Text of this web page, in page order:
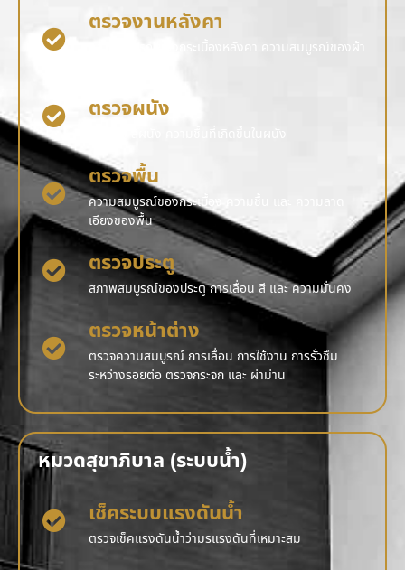
ตรวจงานหลังคา
ความสมบูรณ์ของกระเบื้องหลังคา ความสมบูรณ์ของผ้า
ตรวจผนัง
ตรวจพื้น
ความสมบูรณ์ของกระเบื้อง ความชื้น และ ความลาด
เอียงของพื้น
ตรวจประตู
สภาพสมบูรณ์ของประตู การเลื่อน สี และ ความมั่นคง
ตรวจหน้าต่าง
ตรวจความสมบูรณ์ การเลื่อน การใช้งาน การรั่วซึม
ระหว่างรอยต่อ ตรวจกระจก และ ผ่าม่าน
หมวดสุขาภิบาล (ระบบน้ำ)
เช็คระบบแรงดันน้ำ
ตรวจเช็คแรงดันน้ำว่ามรแรงดันที่เหมาะสม